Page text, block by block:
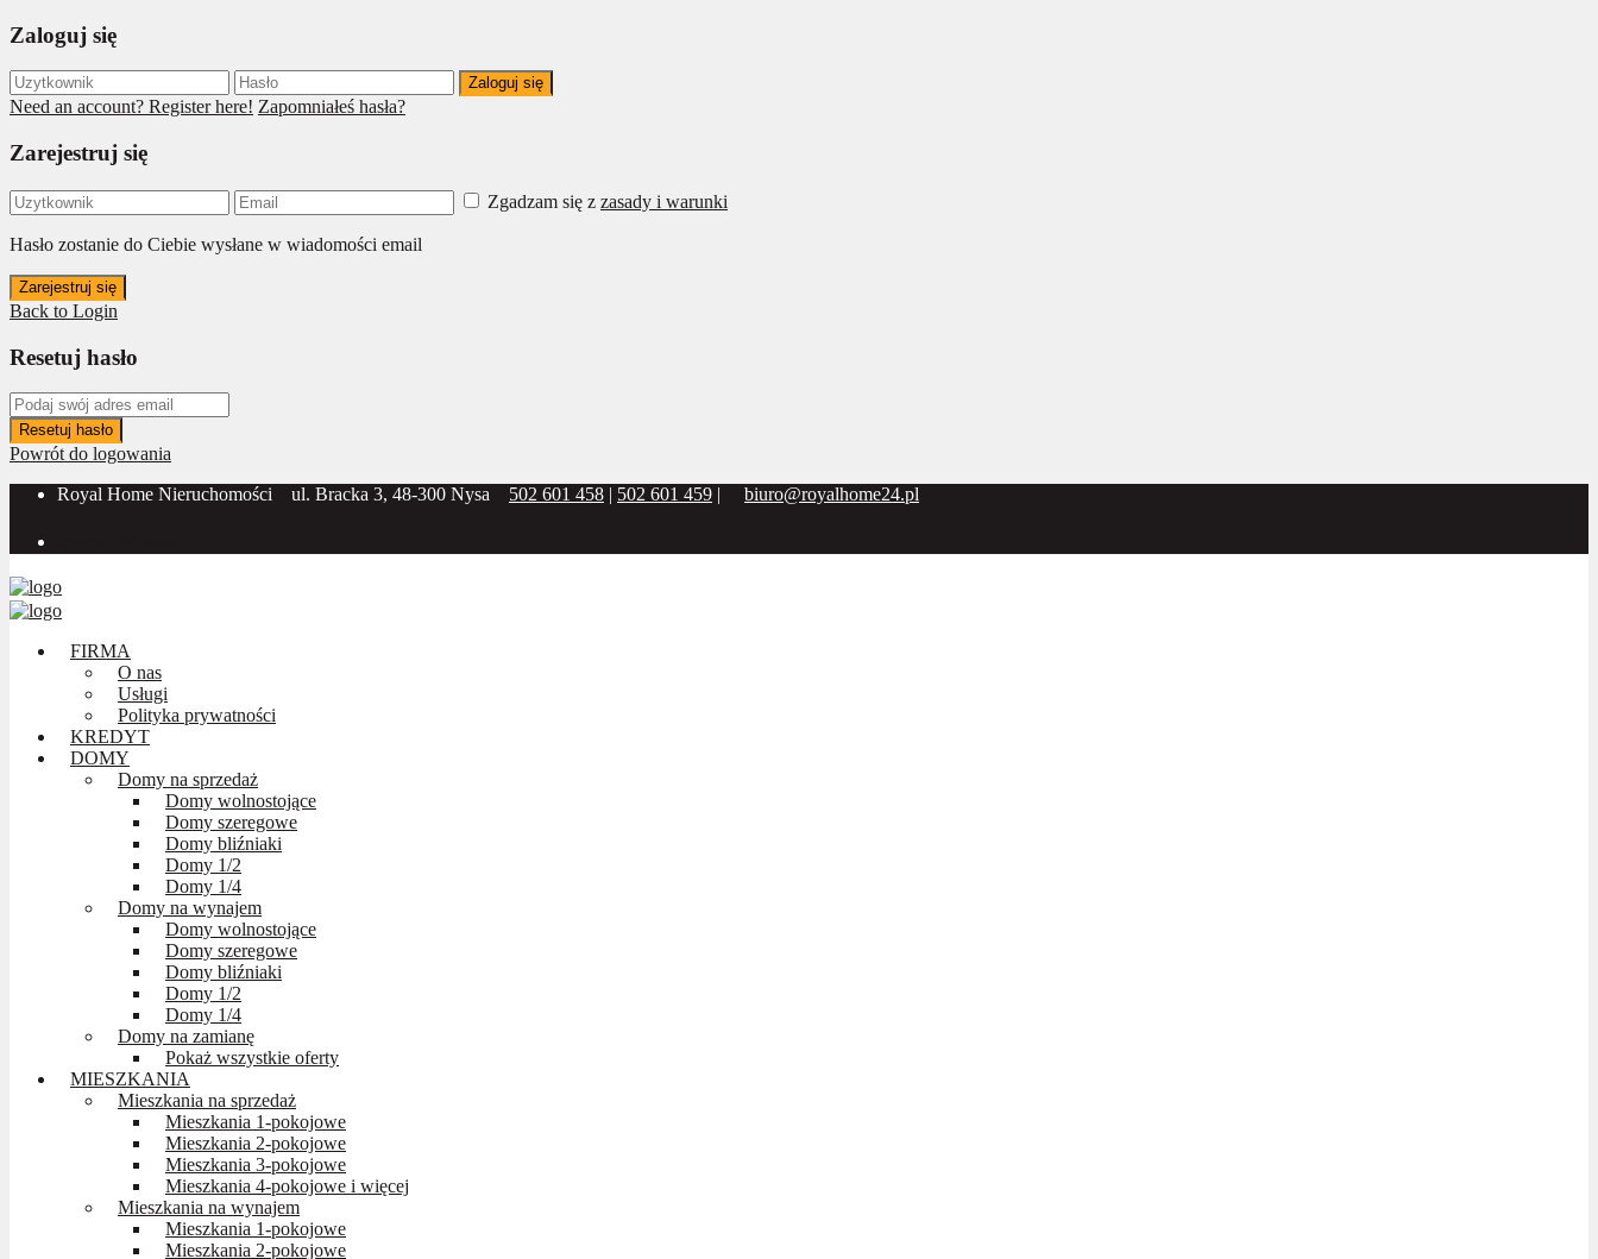
Zaloguj się
Zaloguj się
Need an account? Register here! Zapomniałeś hasła?
Zarejestruj się
Zgadzam się z zasady i warunki
Hasło zostanie do Ciebie wysłane w wiadomości email
Zarejestruj się
Back to Login
Resetuj hasło
Resetuj hasło
Powrót do logowania
Royal Home Nieruchomości
ul. Bracka 3, 48-300 Nysa 502 601 458 | 502 601 459 | biuro@royalhome24.pl
FIRMA
O nas
Usługi
Polityka prywatności
KREDYT
DOMY
Domy na sprzedaż
Domy wolnostojące
Domy szeregowe
Domy bliźniaki
Domy 1/2
Domy 1/4
Domy na wynajem
Domy wolnostojące
Domy szeregowe
Domy bliźniaki
Domy 1/2
Domy 1/4
Domy na zamianę
Pokaż wszystkie oferty
MIESZKANIA
Mieszkania na sprzedaż
Mieszkania 1-pokojowe
Mieszkania 2-pokojowe
Mieszkania 3-pokojowe
Mieszkania 4-pokojowe i więcej
Mieszkania na wynajem
Mieszkania 1-pokojowe
Mieszkania 2-pokojowe